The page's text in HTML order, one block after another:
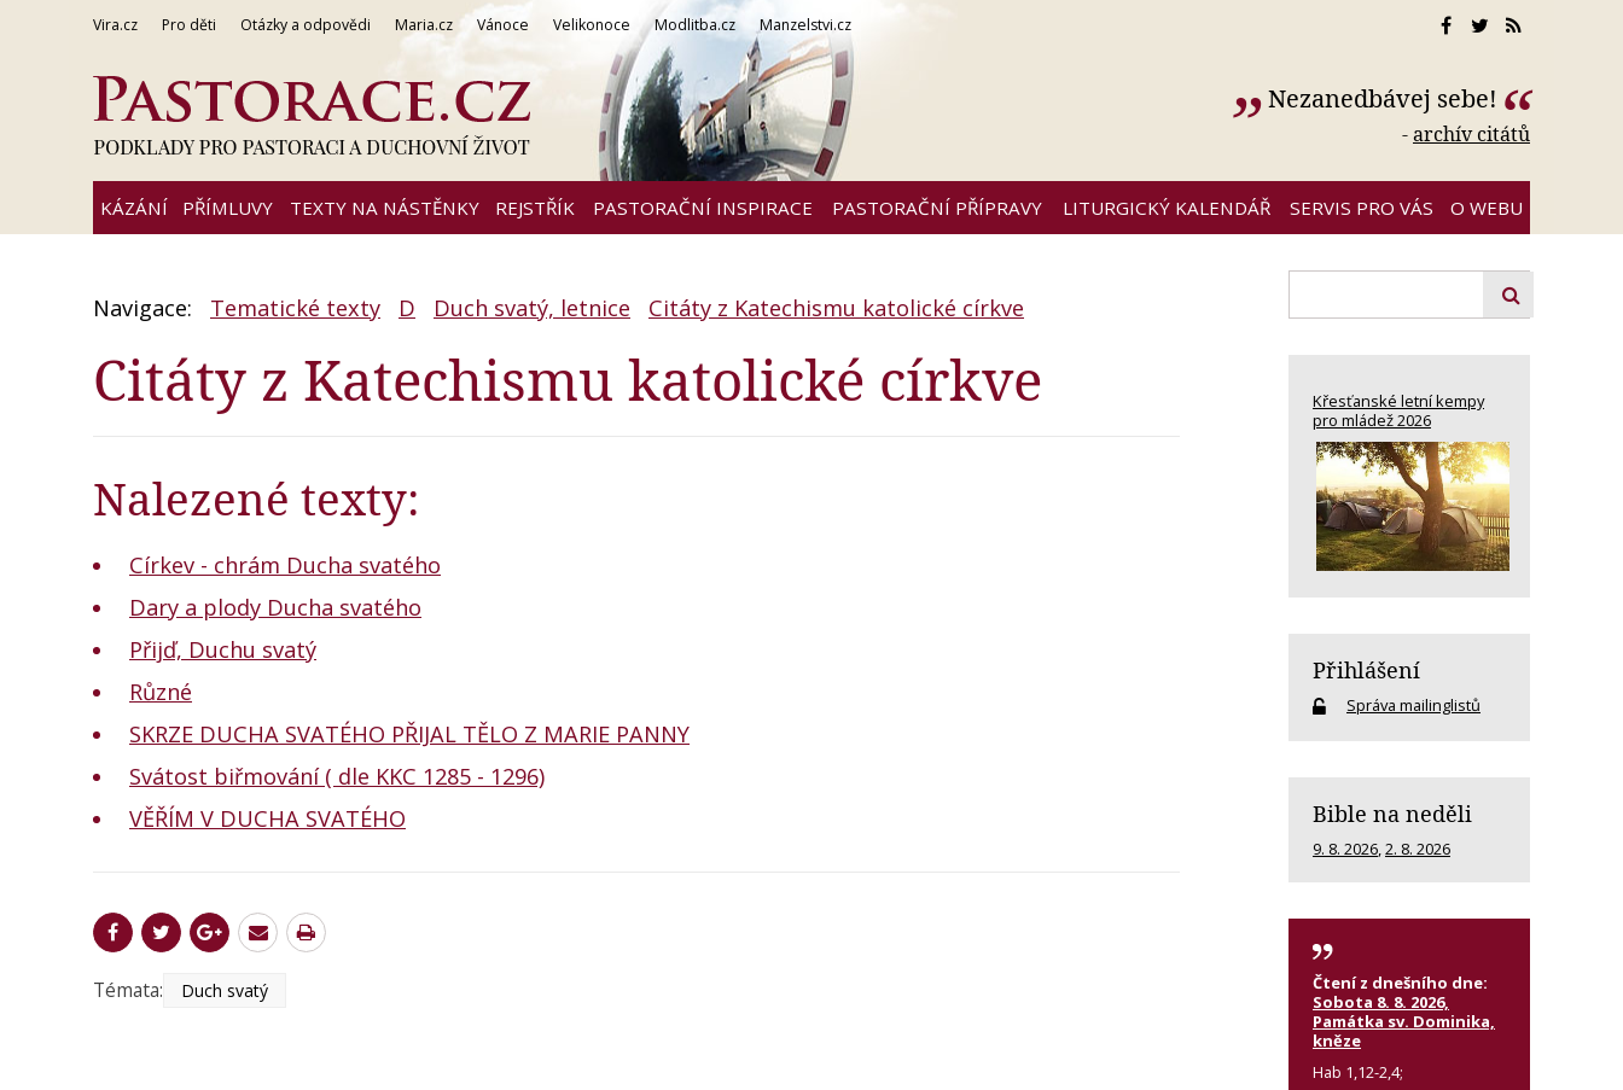
Vira.cz Pro děti Otázky a odpovědi Maria.cz Vánoce Velikonoce Modlitba.cz Manzelstvi.cz
Nezanedbávej sebe!
-archív citátů
KÁZÁNÍ PŘÍMLUVY TEXTY NA NÁSTĚNKY REJSTŘÍK PASTORAČNÍ INSPIRACE PASTORAČNÍ PŘÍPRAVY LITURGICKÝ KALENDÁŘ SERVIS PRO VÁS O WEBU
Navigace: Tematické texty D Duch svatý, letnice Citáty z Katechismu katolické církve
Citáty z Katechismu katolické církve
Nalezené texty:
Církev - chrám Ducha svatého
Dary a plody Ducha svatého
Přijď, Duchu svatý
Různé
SKRZE DUCHA SVATÉHO PŘIJAL TĚLO Z MARIE PANNY
Svátost biřmování ( dle KKC 1285 - 1296)
VĚŘÍM V DUCHA SVATÉHO
Témata: Duch svatý
Křesťanské letní kempy
pro mládež 2026
Přihlášení
Správa mailinglistů
Bible na neděli
9. 8. 2026 2. 8. 2026
Čtení z dnešního dne:
Sobota 8. 8. 2026,
Památka sv. Dominika,
kněze
Hab 1,12-2,4;